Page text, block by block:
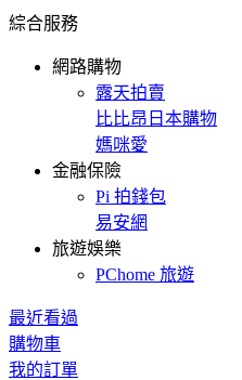
綜合服務
網路購物
露天拍賣
比比昂日本購物
媽咪愛
金融保險
Pi 拍錢包
易安網
旅遊娛樂
PChome 旅遊
最近看過
購物車
我的訂單